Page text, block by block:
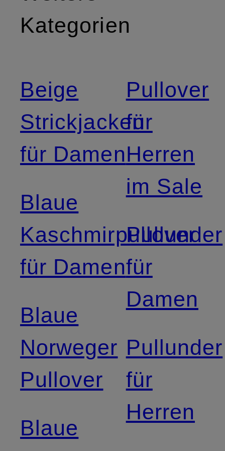
Kategorien
Beige
Strickjacken
für Damen
Blaue
Kaschmirpullover
für Damen
Blaue
Norweger
Pullover
Blaue
Pullover
für
Herren
im Sale
Pullunder
für
Damen
Pullunder
für
Herren